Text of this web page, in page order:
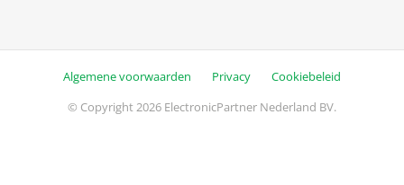
Algemene voorwaarden Privacy
Cookiebeleid
© Copyright 2026 ElectronicPartner Nederland BV.